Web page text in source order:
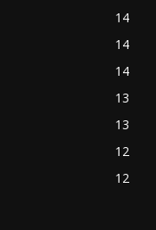
14
14
14
13
13
12
12